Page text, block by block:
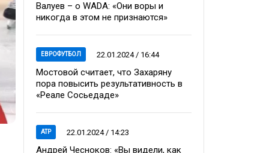
Валуев – о WADA: «Они воры и
никогда в этом не признаются»
ЕВРОФУТБОЛ 22.01.2024 / 16:44
Мостовой считает, что Захаряну
пора повысить результативность в
«Реале Сосьедаде»
ATP 22.01.2024 / 14:23
Андрей Чесноков: «Вы видели, как